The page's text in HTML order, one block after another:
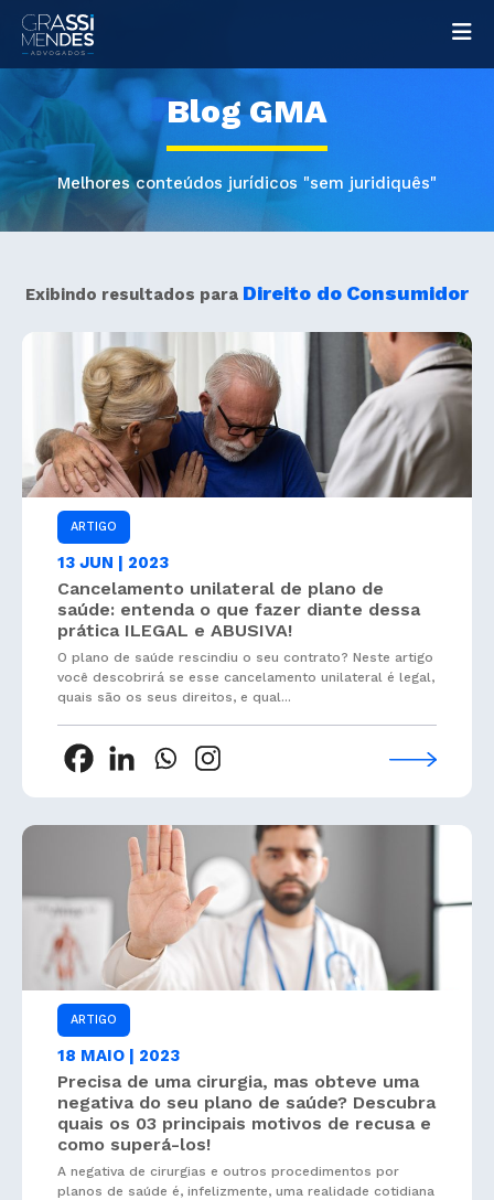
Blog GMA
Melhores conteúdos jurídicos "sem juridiquês"
Exibindo resultados para Direito do Consumidor
ARTIGO
13 JUN | 2023
Cancelamento unilateral de plano de
saúde: entenda o que fazer diante dessa
prática ILEGAL e ABUSIVA!
O plano de saúde rescindiu o seu contrato? Neste artigo
você descobrirá se esse cancelamento unilateral é legal,
quais são os seus direitos, e qual...
ARTIGO
18 MAIO | 2023
Precisa de uma cirurgia, mas obteve uma
negativa do seu plano de saúde? Descubra
quais os 03 principais motivos de recusa e
como superá-los!
A negativa de cirurgias e outros procedimentos por
planos de saúde é, infelizmente, uma realidade cotidiana